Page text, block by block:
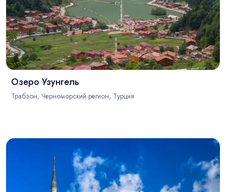
Озеро Узунгель
Трабзон, Черноморский регион, Турция